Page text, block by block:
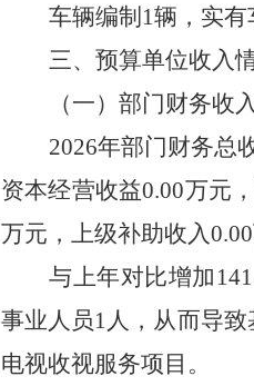
车辆编制 1辆，实有
三、预算单位收入
（一）部门财务收
2026年部门财务总
资本经营收益0.00万元，
万元，上级补助收入0.00
与上年对比增加
事业人员1人，从而导
电视收视服务项目。